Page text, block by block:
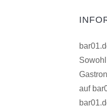
auf